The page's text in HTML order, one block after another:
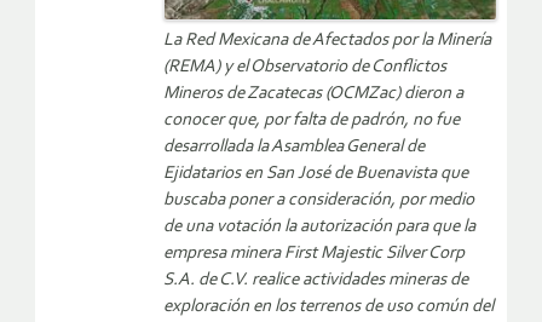
La Red Mexicana de Afectados por la Minería
(REMA) y el Observatorio de Conflictos
Mineros de Zacatecas (OCMZac) dieron a
conocer que, por falta de padrón, no fue
desarrollada la Asamblea General de
Ejidatarios en San José de Buenavista que
buscaba poner a consideración, por medio
de una votación la autorización para que la
empresa minera First Majestic Silver Corp
S.A. de C.V. realice actividades mineras de
exploración en los terrenos de uso común del